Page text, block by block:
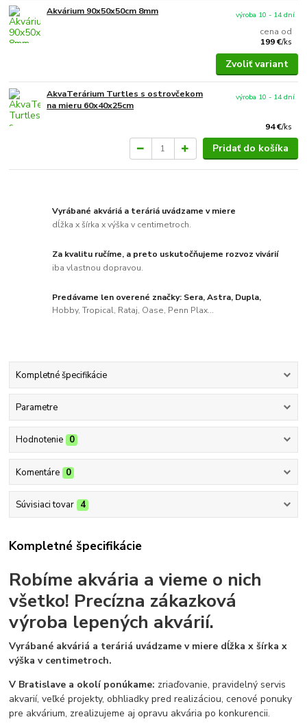
Akvárium 90x50x50cm 8mm
cena od
199 €/ks
výroba 10 - 14 dní
Zvoliť variant
AkvaTerárium Turtles s ostrovčekom
na mieru 60x40x25cm
94 €/ks
výroba 10 - 14 dní
Pridať do košíka
Vyrábané akváriá a teráriá uvádzame v miere
dĺžka x šírka x výška v centimetroch.
Za kvalitu ručíme, a preto uskutočňujeme rozvoz vivárií
iba vlastnou dopravou.
Predávame len overené značky: Sera, Astra, Dupla,
Hobby, Tropical, Rataj, Oase, Penn Plax...
Kompletné špecifikácie
Parametre
Hodnotenie 0
Komentáre 0
Súvisiaci tovar 4
Kompletné špecifikácie
Robíme akvária a vieme o nich
všetko! Precízna zákazková
výroba lepených akvárií.
Vyrábané akváriá a teráriá uvádzame v miere dĺžka x šírka x
výška v centimetroch.
V Bratislave a okolí ponúkame: zriaďovanie, pravidelný servis
akvarií, veľké projekty, obhliadky pred realizáciou, cenové ponuky
pre akvárium, zrealizujeme aj opravu akvária po konkurencii.